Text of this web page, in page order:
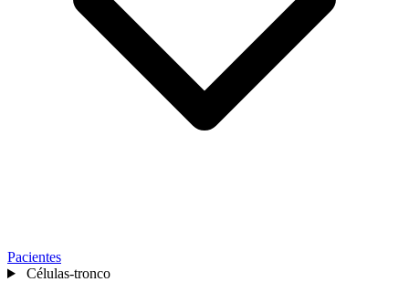
Pacientes
Células-tronco